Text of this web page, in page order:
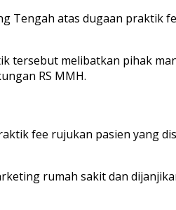
Tengah atas dugaan
melibatkan pihak
RS MMH.
fee rujukan pasien yang
rumah sakit dan